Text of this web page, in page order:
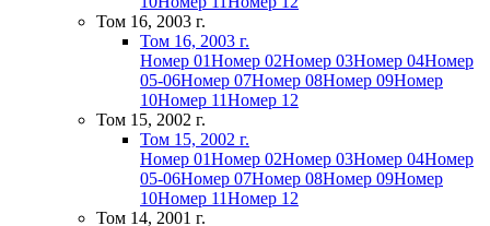
Том 16, 2003 г.
Том 16, 2003 г.
Номер 01Номер 02Номер 03Номер 04Номер
05-06Номер 07Номер 08Номер 09Номер
10Номер 11Номер 12
Том 15, 2002 г.
Том 15, 2002 г.
Номер 01Номер 02Номер 03Номер 04Номер
05-06Номер 07Номер 08Номер 09Номер
10Номер 11Номер 12
Том 14, 2001 г.